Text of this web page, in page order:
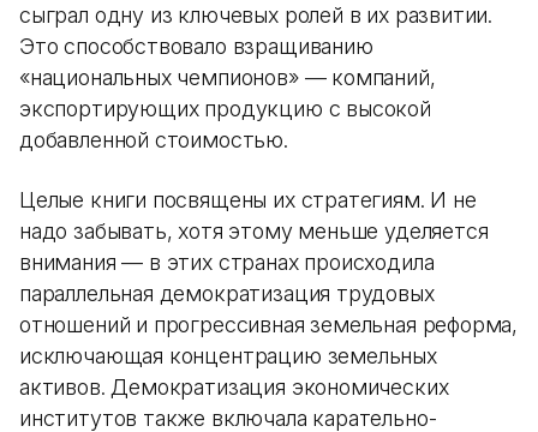
сыграл одну из ключевых ролей в их развитии.
Это способствовало взращиванию
«национальных чемпионов» — компаний,
экспортирующих продукцию с высокой
добавленной стоимостью.
Целые книги посвящены их стратегиям. И не
надо забывать, хотя этому меньше уделяется
внимания — в этих странах происходила
параллельная демократизация трудовых
отношений и прогрессивная земельная реформа,
исключающая концентрацию земельных
активов. Демократизация экономических
институтов также включала карательно-